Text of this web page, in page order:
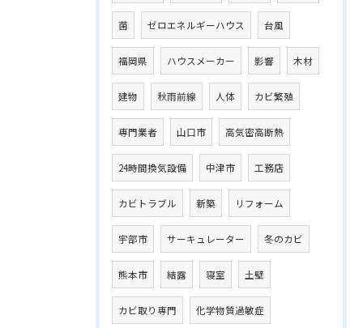
菌 ゼロエネルギーハウス 台風
福岡県 ハウスメーカー 影響 木材
建物 秋雨前線 人体 カビ繁殖
専門業者 山口市 高気密高断熱
24時間換気設備 中津市 工務店
カビトラブル 新築 リフォーム
宇部市 サーキュレーター 冬のカビ
熊本市 結露 寝室 土壁
カビ取り専門 化学物質過敏症